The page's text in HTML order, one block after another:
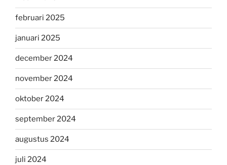
februari 2025
januari 2025
december 2024
november 2024
oktober 2024
september 2024
augustus 2024
juli 2024